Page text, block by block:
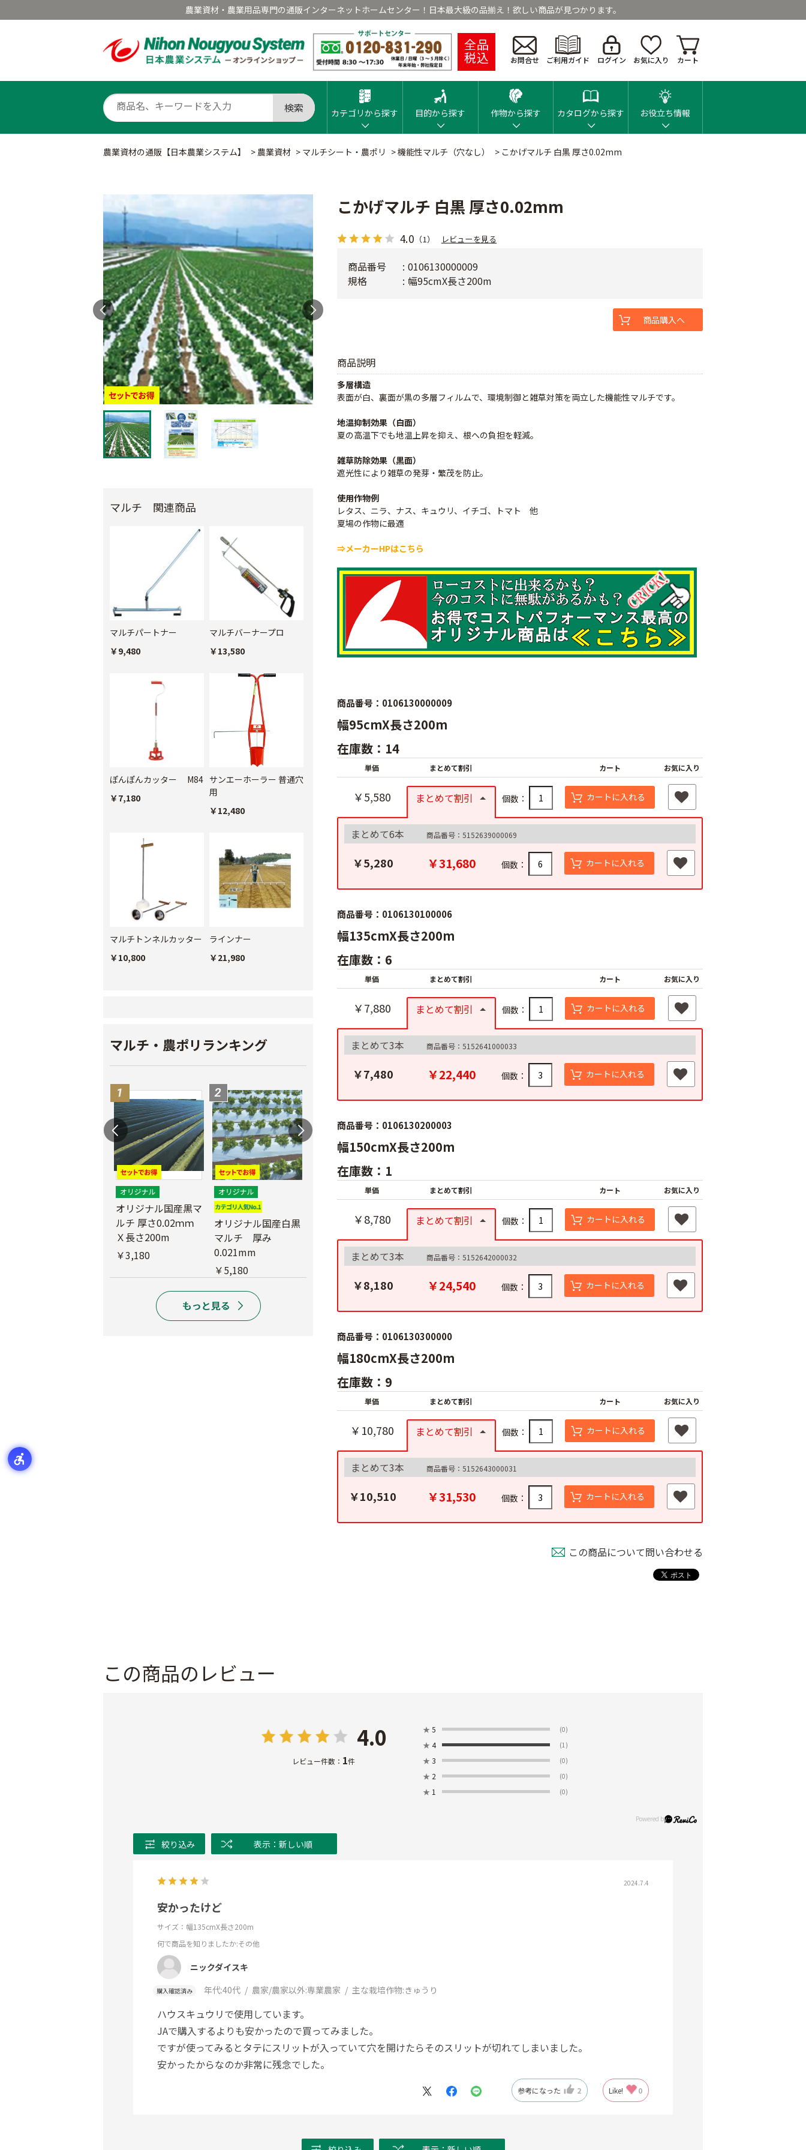
農業資材・農業用品専門の通販インターネットホームセンター！日本最大級の品揃え！欲しい商品が見つかります。
全品
税込 お問合せ ご利用ガイド ログイン お気に入り カート
検索 カテゴリから探す 目的から探す 作物から探す カタログから探す お役立ち情報
農業資材の通販【日本農業システム】 > 農業資材 > マルチシート・農ポリ >機能性マルチ（穴なし） > こかげマルチ 白黒 厚さ0.02mm
マルチ 関連商品
マルチパートナー
￥9,480
マルチバーナープロ
￥13,580
ぽんぽんカッター M84
￥7,180
サンエーホーラー 普通穴
用
￥12,480
マルチトンネルカッター
￥10,800
ラインナー
￥21,980
マルチ・農ポリランキング
オリジナル国産黒マ
ルチ 厚さ0.02ｍｍ
Ｘ長さ200m
￥3,180
オリジナル国産白黒
マルチ 厚み
0.021mm
￥5,180
マルチ 厚さ
0.023mm
オリジナル国産黒ホ
ールマルチ 厚さ
長さ200ｍ
￥4,180
ルチ 厚さ0.02ｍｍ
Ｘ長さ400ｍ
￥8,780
農業用ポリエチレン
（農ポリ）透明マル
チ 厚さ0.05mmX長
さ100ｍ
こかげマルチ 白黒 厚さ0.02mm
4.0 （1） レビューを見る
商品説明
多層構造
表面が白、裏面が黒の多層フィルムで、環境制御と雑草対策を両立した機能性マルチです。
地温抑制効果（白面）
夏の高温下でも地温上昇を抑え、根への負担を軽減。
雑草防除効果（黒面）
遮光性により雑草の発芽・繁茂を防止。
使用作物例
レタス、ニラ、ナス、キュウリ、イチゴ、トマト 他
夏場の作物に最適
⇒メーカーHPはこちら
商品番号
0106130000009
規格
幅95cmX長さ200m
商品購入へ
商品番号：0106130000009
幅95cmX長さ200m
在庫数：14
単価 まとめて割引 カート お気に入り
￥5,580 まとめて割引 個数： カートに入れる
まとめて6本 商品番号：5152639000069
￥5,280 ￥31,680 個数： カートに入れる
商品番号：0106130100006
幅135cmX長さ200m
在庫数：6
単価 まとめて割引 カート お気に入り
￥7,880 まとめて割引 個数： カートに入れる
まとめて3本 商品番号：5152641000033
￥7,480 ￥22,440 個数： カートに入れる
商品番号：0106130200003
幅150cmX長さ200m
在庫数：1
単価 まとめて割引 カート お気に入り
￥8,780 まとめて割引 個数： カートに入れる
まとめて3本 商品番号：5152642000032
￥8,180 ￥24,540 個数： カートに入れる
商品番号：0106130300000
幅180cmX長さ200m
在庫数：9
単価 まとめて割引 カート お気に入り
￥10,780 まとめて割引 個数： カートに入れる
まとめて3本 商品番号：5152643000031
￥10,510 ￥31,530 個数： カートに入れる
この商品について問い合わせる
この商品のレビュー
4.0
レビュー件数： 1件
★ 5 (0)
★ 4 (1)
★ 3 (0)
★ 2 (0)
★ 1 (0)
絞り込み 表示：新しい順
2024.7.4
安かったけど
サイズ：幅135cmX長さ200m
何で商品を知りましたか:その他
ニックダイスキ
購入確認済み 年代:40代 農家/農家以外:専業農家 主な栽培作物:きゅうり
ハウスキュウリで使用しています。
JAで購入するよりも安かったので買ってみました。
ですが使ってみるとタテにスリットが入っていて穴を開けたらそのスリットが切れてしまいました。
安かったからなのか非常に残念でした。
参考になった 2 Like! 0